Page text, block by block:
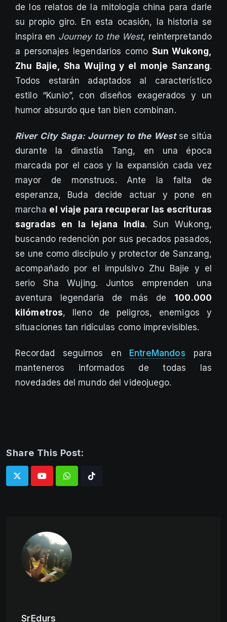
de los relatos de la mitología china para darle
su propio giro. En esta ocasión, la historia se
inspira en Journey to the West, reinterpretando
a personajes legendarios como Sun Wukong,
Zhu Bajie, Sha Wujing y el monje Sanzang.
Todos estarán adaptados al característico
estilo “Kunio”, con diseños exagerados y un
humor absurdo que tan bien combinan.
River City Saga: Journey to the West se sitúa
durante la dinastía Tang, en una época
marcada por el caos y la expansión cada vez
mayor de monstruos. Ante la falta de
esperanza, Buda decide actuar y pone en
marcha el viaje para recuperar las escrituras
sagradas en la lejana India. Sun Wukong,
buscando redención por sus pecados pasados,
se une como discípulo y protector de Sanzang,
acompañado por el impulsivo Zhu Bajie y el
serio Sha Wujing. Juntos emprenden una
aventura legendaria de más de 100.000
kilómetros, lleno de peligros, enemigos y
situaciones tan ridículas como imprevisibles.
Recordad seguirnos en EntreMandos para
manteneros informados de todas las
novedades del mundo del videojuego.
Share This Post:
WhatsappTiktok
SrEdurs